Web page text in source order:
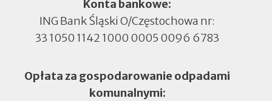
Konta bankowe:
ING Bank Śląski O/Częstochowa nr:
33 1050 1142 1000 0005 0096 6783
Opłata za gospodarowanie odpadami
komunalnymi: